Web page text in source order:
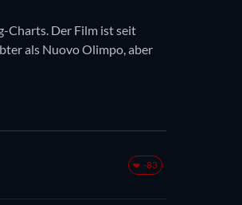
Charts. Der Film ist seit
als Nuovo Olimpo, aber
-83